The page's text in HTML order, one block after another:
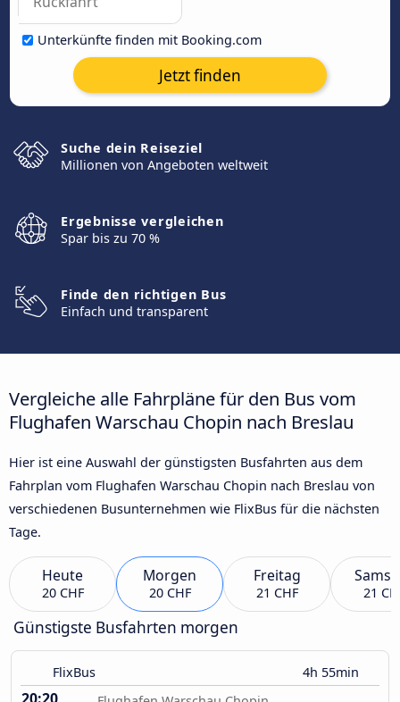
Unterkünfte finden mit Booking.com
Jetzt finden
Suche dein Reiseziel
Millionen von Angeboten weltweit
Ergebnisse vergleichen
Spar bis zu 70 %
Finde den richtigen Bus
Einfach und transparent
Vergleiche alle Fahrpläne für den Bus vom
Flughafen Warschau Chopin nach Breslau
Hier ist eine Auswahl der günstigsten Busfahrten aus dem
Fahrplan vom Flughafen Warschau Chopin nach Breslau von
verschiedenen Busunternehmen wie FlixBus für die nächsten
Tage.
Heute
20 CHF
Morgen
20 CHF
Freitag
21 CHF 21
Günstigste Busfahrten morgen
FlixBus 4h 55min